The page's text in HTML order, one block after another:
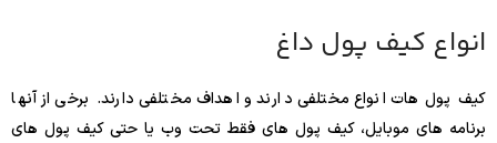
انواع کیف پول داغ
کیف پول هات انواع مختلفی دارند و اهداف مختلفی دارند. برخی از آنها
برنامه های موبایل، کیف پول های فقط تحت وب یا حتی کیف پول های